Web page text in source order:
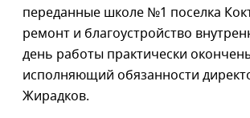
переданные школе №1 поселка
ремонт и благоустройство
день работы практически
исполняющий обязанности
Жирадков.